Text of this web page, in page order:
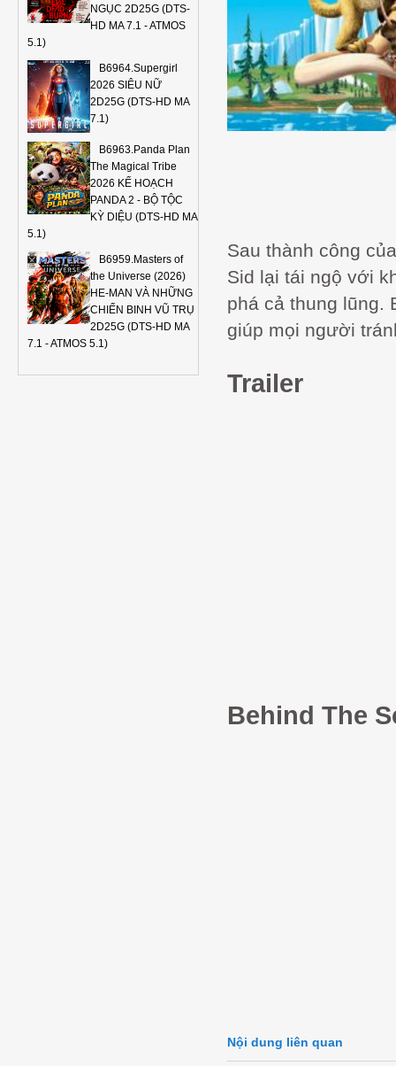
NGỤC 2D25G (DTS-
HD MA 7.1 - ATMOS
5.1)
B6964.Supergirl
2026 SIÊU NỮ
2D25G (DTS-HD MA
7.1)
B6963.Panda Plan
The Magical Tribe
2026 KẾ HOẠCH
PANDA 2 - BỘ TỘC
KỲ DIỆU (DTS-HD MA
5.1)
B6959.Masters of
the Universe (2026)
HE-MAN VÀ NHỮNG
CHIẾN BINH VŨ TRỤ
2D25G (DTS-HD MA
7.1 - ATMOS 5.1)
Sau thành công
Sid lại tái ngộ với
phá cả thung lũng.
giúp mọi người
Trailer
Behind The
Nội dung liên quan